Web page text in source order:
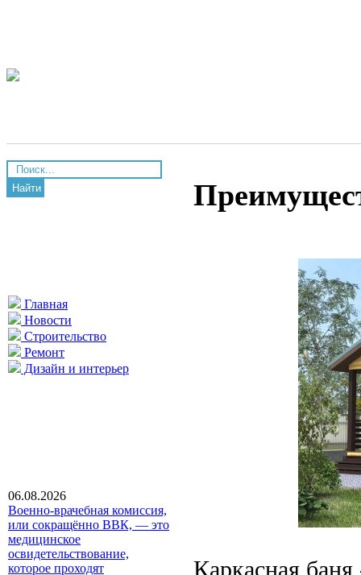
Найти
Главная
Новости
Строительство
Ремонт
Дизайн и интерьер
06.08.2026
Военно-врачебная комиссия,
или сокращённо ВВК, — это
медицинское
освидетельствование,
которое проходят
Каркасная